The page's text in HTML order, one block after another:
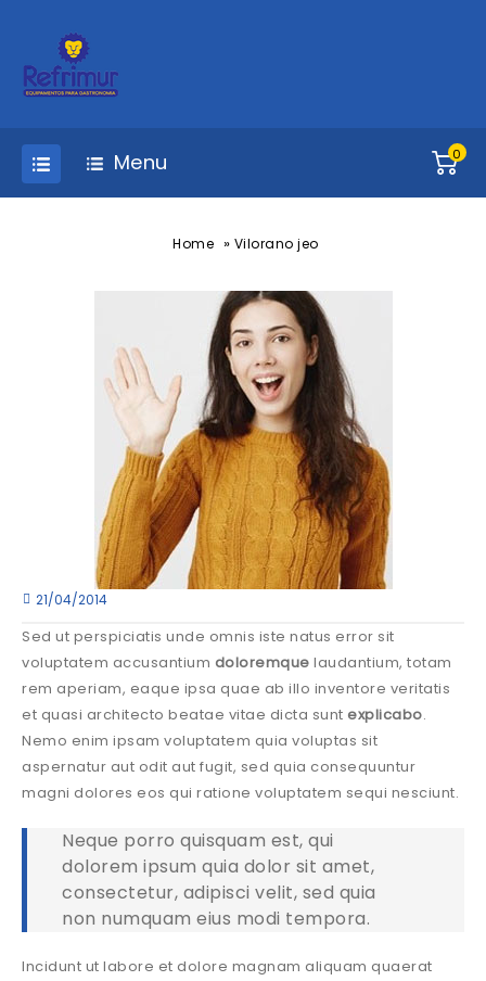
Menu 0
Home » Vilorano jeo
21/04/2014
Sed ut perspiciatis unde omnis iste natus error sit
voluptatem accusantium doloremque laudantium, totam
rem aperiam, eaque ipsa quae ab illo inventore veritatis
et quasi architecto beatae vitae dicta sunt explicabo.
Nemo enim ipsam voluptatem quia voluptas sit
aspernatur aut odit aut fugit, sed quia consequuntur
magni dolores eos qui ratione voluptatem sequi nesciunt.
Neque porro quisquam est, qui
dolorem ipsum quia dolor sit amet,
consectetur, adipisci velit, sed quia
non numquam eius modi tempora.
Incidunt ut labore et dolore magnam aliquam quaerat